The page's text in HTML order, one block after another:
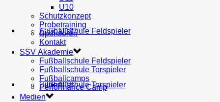
AH U19
U18
Fußballschule Feldspieler
Fußballschule Torspieler
MEDIEN
Bilder
SHOP
U10
Schutzkonzept
Probetraining
Sponsoren
Kontakt
SSV Akademie
Fußballschule Feldspieler
Fußballschule Torspieler
Fußballcamps
Performance Camp
Medien